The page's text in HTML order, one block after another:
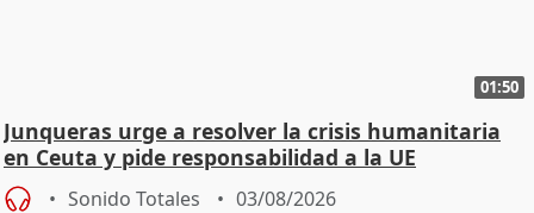
01:50
Junqueras urge a resolver la crisis humanitaria
en Ceuta y pide responsabilidad a la UE
Sonido Totales 03/08/2026